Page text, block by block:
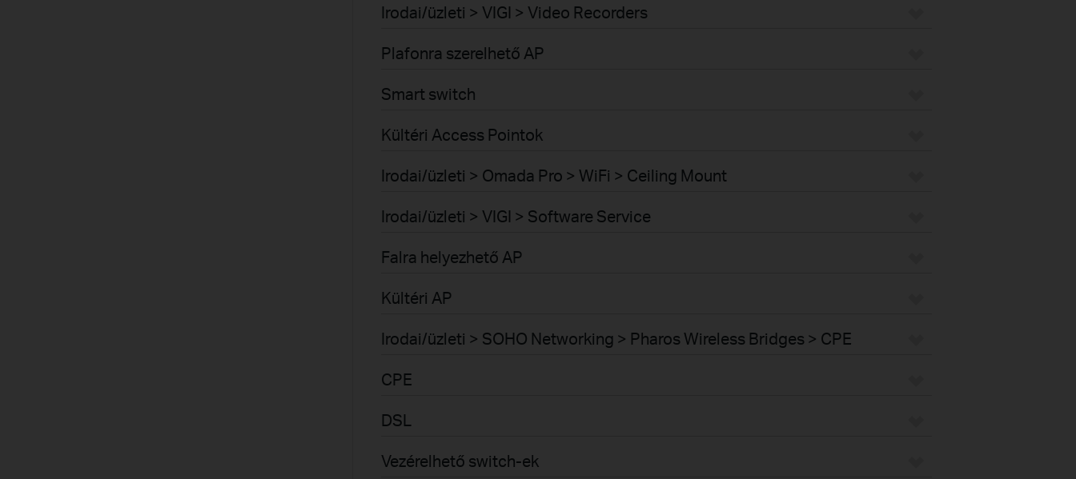
Irodai/üzleti > VIGI > Video Recorders
Plafonra szerelhető AP
Smart switch
Kültéri Access Pointok
Irodai/üzleti > Omada Pro > WiFi > Ceiling Mount
Irodai/üzleti > VIGI > Software Service
Falra helyezhető AP
Kültéri AP
Irodai/üzleti > SOHO Networking > Pharos Wireless Bridges > CPE
CPE
DSL
Vezérelhető switch-ek